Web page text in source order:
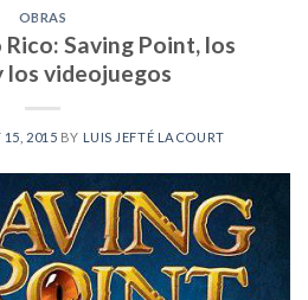
OBRAS
Saving Point, los
los videojuegos
15, 2015 BY LUIS JEFTÉ LACOURT